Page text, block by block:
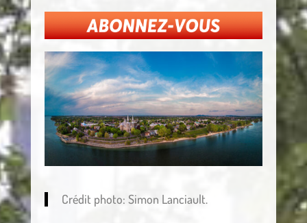
Crédit photo: Simon Lanciault.